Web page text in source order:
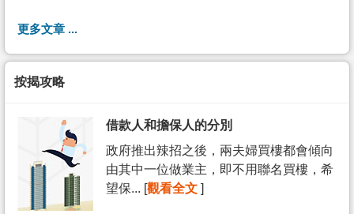
更多文章 ...
按揭攻略
借款人和擔保人的分別
政府推出辣招之後，兩夫婦買樓都會傾向
由其中一位做業主，即不用聯名買樓，希
望保... [觀看全文 ]